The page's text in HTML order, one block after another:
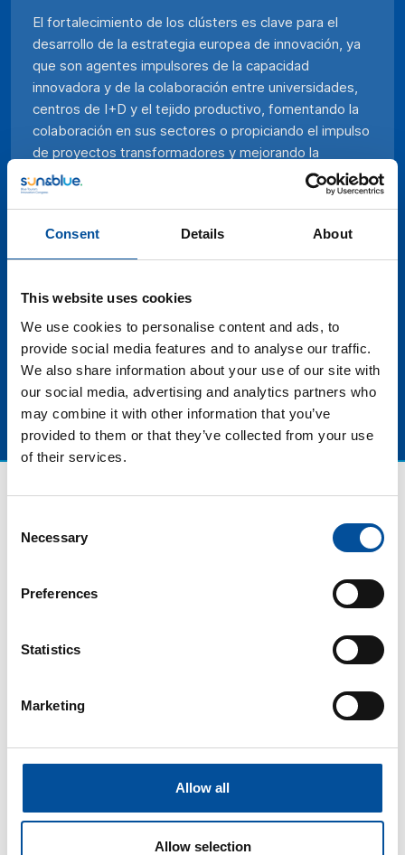
Consent Details About
This website uses cookies
We use cookies to personalise content and ads, to
provide social media features and to analyse our traffic.
We also share information about your use of our site with
our social media, advertising and analytics partners who
may combine it with other information that you’ve
provided to them or that they’ve collected from your use
of their services.
Selection
Necessary
Preferences
Statistics
Marketing
Allow all
Allow selection
El fortalecimiento de los clústers es clave para el
desarrollo de la estrategia europea de innovación, ya
que son agentes impulsores de la capacidad
innovadora y de la colaboración entre universidades,
centros de I+D y el tejido productivo, fomentando la
colaboración en sus sectores o propiciando el impulso
de proyectos transformadores y mejorando la
competitividad de la región. Los clústers marítimos
poseen soluciones de desarrollo interconectadas que
relacionadas con la industria y la actividad marítima en
general. En esta mesa, conoceremos el papel que
diferentes regiones europeas y las tendencias claves
del futuro para el sector.
comercial@sunandbluecongress.com
awards@sunandbluecongress.com